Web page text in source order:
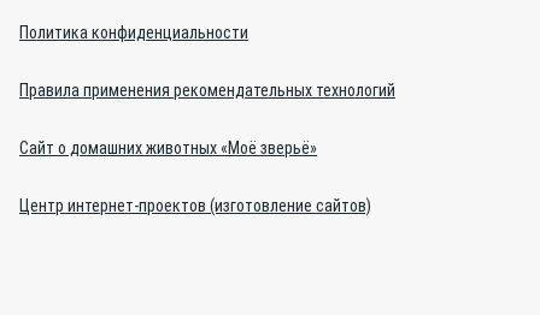
Политика конфиденциальности
Правила применения рекомендательных технологий
Сайт о домашних животных «Моё зверьё»
Центр интернет-проектов (изготовление сайтов)